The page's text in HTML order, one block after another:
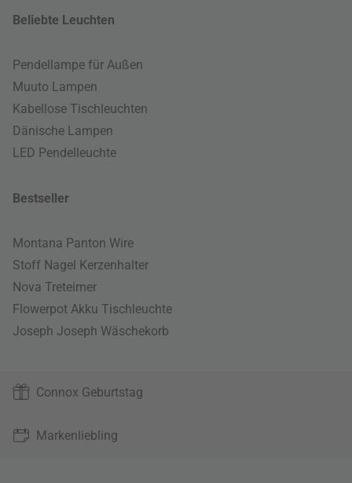
Beliebte Leuchten
Pendellampe für Außen
Muuto Lampen
Kabellose Tischleuchten
Dänische Lampen
LED Pendelleuchte
Bestseller
Montana Panton Wire
Stoff Nagel Kerzenhalter
Nova Treteimer
Flowerpot Akku Tischleuchte
Joseph Joseph Wäschekorb
Connox Geburtstag
Markenliebling